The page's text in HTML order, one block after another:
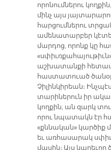
որոնումներու
մինչ այս
հարցումներու
ամենատարբեր
մարդոց, որոնք կը
աշխատանքի
հաստատուած
Չիլինկիրեան։
տարիներուն իր
կողքին, ան զարկ
որու նպատակն էր
«քննական» կարծիք
եւ առհասարակ
մասին։ Այս